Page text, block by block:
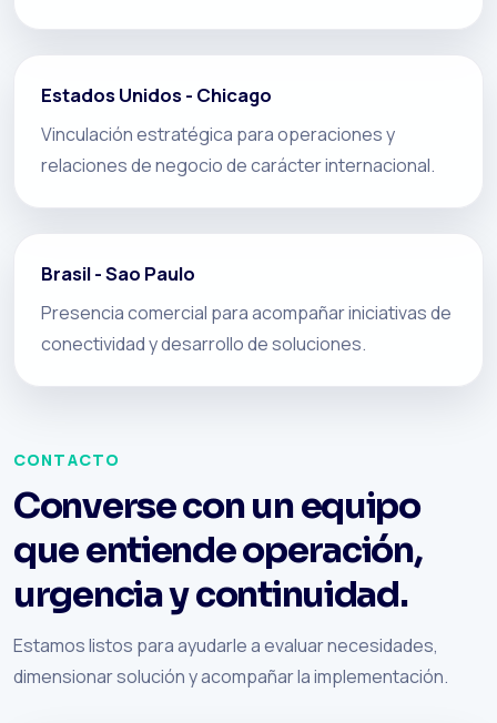
Estados Unidos - Chicago
Vinculación estratégica para operaciones y
relaciones de negocio de carácter internacional.
Brasil - Sao Paulo
Presencia comercial para acompañar iniciativas de
conectividad y desarrollo de soluciones.
CONTACTO
Converse con un equipo
que entiende operación,
urgencia y continuidad.
Estamos listos para ayudarle a evaluar necesidades,
dimensionar solución y acompañar la implementación.